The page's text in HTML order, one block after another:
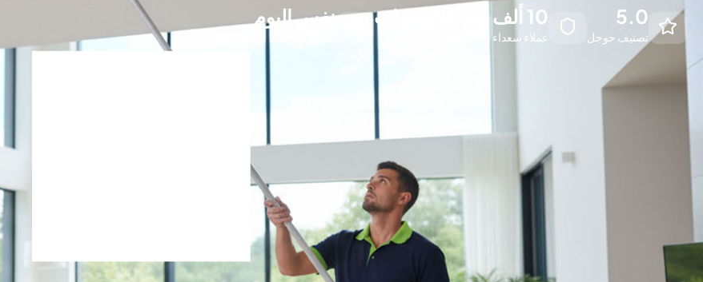
5.0
تصنيف جوجل
10 ألف
عملاء سعداء
نفس اليوم